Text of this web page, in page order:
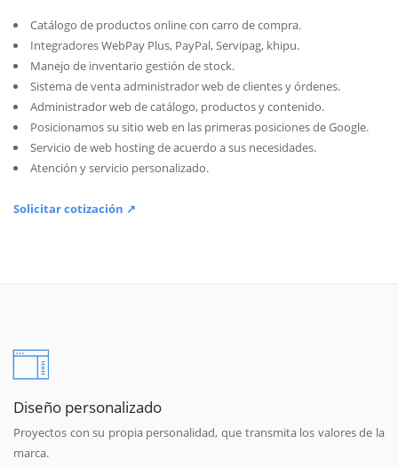
Catálogo de productos online con carro de compra.
Integradores WebPay Plus, PayPal, Servipag, khipu.
Manejo de inventario gestión de stock.
Sistema de venta administrador web de clientes y órdenes.
Administrador web de catálogo, productos y contenido.
Posicionamos su sitio web en las primeras posiciones de Google.
Servicio de web hosting de acuerdo a sus necesidades.
Atención y servicio personalizado.
Solicitar cotización ↗
Diseño personalizado
Proyectos con su propia personalidad, que transmita los valores de la
marca.